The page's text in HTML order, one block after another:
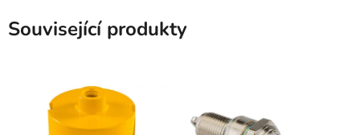
Související produkty